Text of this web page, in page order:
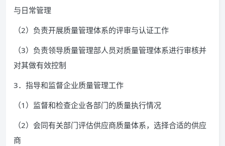
与日常管理
（2）负责开展质量管理体系的评审与认证工作
（3）负责领导质量管理部人员对质量管理体系进行审核并
对其做有效控制
3．指导和监督企业质量管理工作
（1）监督和检查企业各部门的质量执行情况
（2）会同有关部门评估供应商质量体系，选择合适的供应
商